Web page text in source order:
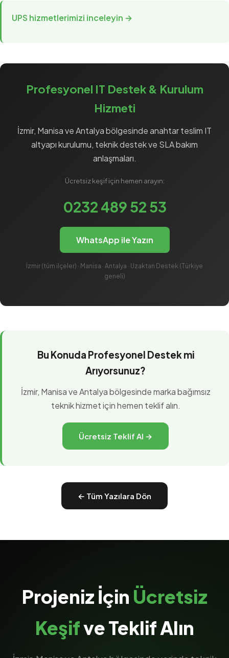
UPS hizmetlerimizi inceleyin →
Profesyonel IT Destek & Kurulum
Hizmeti
İzmir, Manisa ve Antalya bölgesinde anahtar teslim IT
altyapıkurulumu, teknik destek ve SLAbakım
anlaşmaları.
Ücretsiz keşif için hemen arayın:
0232 489 52 53
WhatsApp ile Yazın
İzmir (tüm ilçeler) · Manisa · Antalya · Uzaktan Destek (Türkiye
geneli)
Bu Konuda Profesyonel Destek mi
Arıyorsunuz?
İzmir, Manisa ve Antalya bölgesinde marka bağımsız
teknik hizmet için hemen teklif alın.
Ücretsiz Teklif Al →
← Tüm Yazılara Dön
Projeniz İçin Ücretsiz
Keşifve Teklif Alın